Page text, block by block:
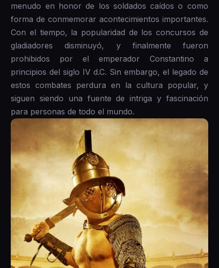
menudo en honor de los soldados caídos o como
forma de conmemorar acontecimientos importantes.
Con el tiempo, la popularidad de los concursos de
gladiadores disminuyó, y finalmente fueron
prohibidos por el emperador Constantino a
principios del siglo IV d.C. Sin embargo, el legado de
estos combates perdura en la cultura popular, y
siguen siendo una fuente de intriga y fascinación
para personas de todo el mundo.